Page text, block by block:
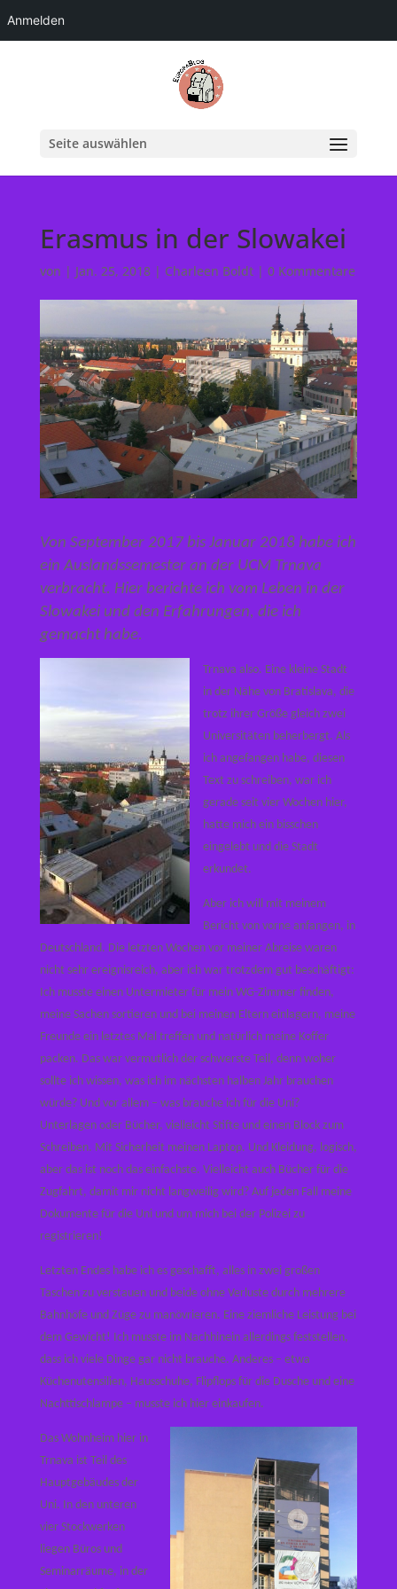
Anmelden
Seite auswählen
Erasmus in der Slowakei
von | Jan. 25, 2018| Charleen Boldt| 0 Kommentare
Von September 2017 bis Januar 2018 habe ich
ein Auslandssemester an der UCM Trnava
verbracht. Hier berichte ich vom Leben in der
Slowakei und den Erfahrungen, die ich
gemacht habe.
Trnava also. Eine kleine Stadt
in der Nähe von Bratislava, die
trotz ihrer Größe gleich zwei
Universitäten beherbergt. Als
ich angefangen habe, diesen
Text zu schreiben, war ich
gerade seit vier Wochen hier,
hatte mich ein bisschen
eingelebt und die Stadt
erkundet.
Aber ich will mit meinem
Bericht von vorne anfangen, in
Deutschland. Die letzten Wochen vor meiner Abreise waren
nicht sehr ereignisreich, aber ich war trotzdem gut beschäftigt:
Ich musste einen Untermieter für mein WG-Zimmer finden,
meine Sachen sortieren und bei meinen Eltern einlagern, meine
Freunde ein letztes Mal treffen und natürlich meine Koffer
packen. Das war vermutlich der schwerste Teil, denn woher
sollte ich wissen, was ich im nächsten halben Jahr brauchen
würde? Und vor allem – was brauche ich für die Uni?
Unterlagen oder Bücher, vielleicht Stifte und einen Block zum
Schreiben. Mit Sicherheit meinen Laptop. Und Kleidung, logisch,
aber das ist noch das einfachste. Vielleicht auch Bücher für die
Zugfahrt, damit mir nicht langweilig wird? Auf jeden Fall meine
Dokumente für die Uni und um mich bei der Polizei zu
registrieren!
Letzten Endes habe ich es geschafft, alles in zwei großen
Taschen zu verstauen und beide ohne Verluste durch mehrere
Bahnhöfe und Züge zu manövrieren. Eine ziemliche Leistung bei
dem Gewicht! Ich musste im Nachhinein allerdings feststellen,
dass ich viele Dinge gar nicht brauche. Anderes – etwa
Küchenutensilien, Hausschuhe, Flipflops für die Dusche und eine
Nachttischlampe – musste ich hier einkaufen.
Das Wohnheim hier in
Trnava ist Teil des
Hauptgebäudes der
Uni. In den unteren
vier Stockwerken
liegen Büros und
Seminarräume, in der